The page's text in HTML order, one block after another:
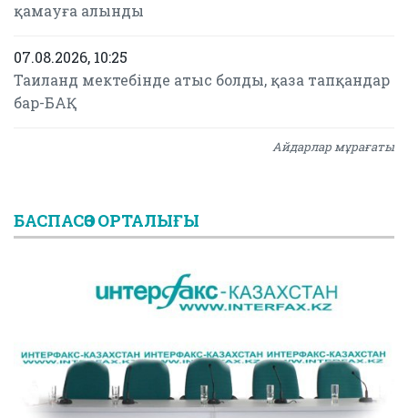
қамауға алынды
07.08.2026, 10:25
Таиланд мектебінде атыс болды, қаза тапқандар
бар-БАҚ
Айдарлар мұрағаты
БАСПАСӨЗ ОРТАЛЫҒЫ